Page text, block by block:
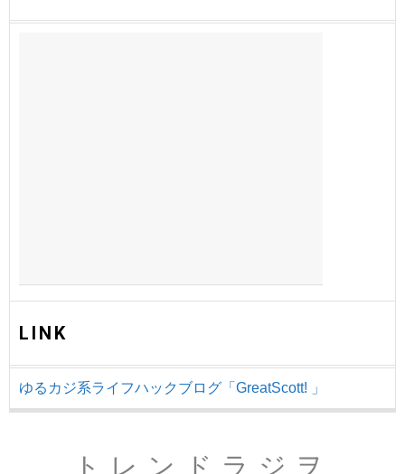
LINK
ゆるカジ系ライフハックブログ「GreatScott! 」
トレンドラジヲ